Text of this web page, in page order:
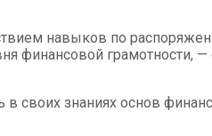
навыков по
финансовой грамотности, —
своих знаниях основ